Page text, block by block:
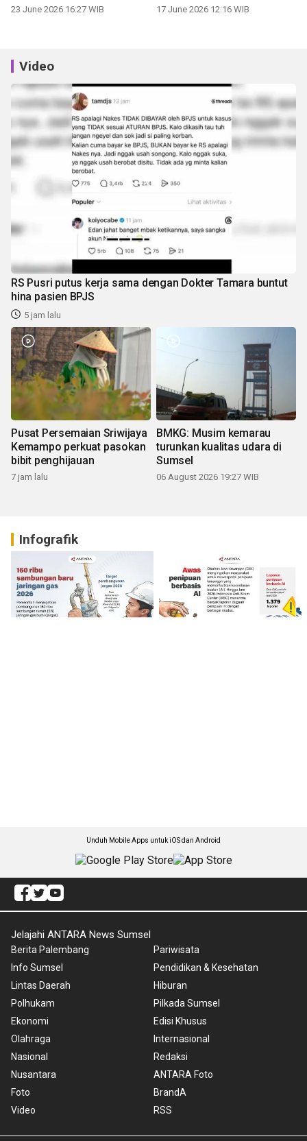
23 June 2026 16:27 WIB 17 June 2026 12:16 WIB
Video
RS Pusri putus kerja sama dengan Dokter Tamara buntut
hina pasien BPJS
5 jam lalu
Pusat Persemaian Sriwijaya
Kemampo perkuat pasokan
bibit penghijauan
7 jam lalu
BMKG: Musim kemarau
turunkan kualitas udara di
Sumsel
06 August 2026 19:27 WIB
Infografik
Unduh Mobile Apps untuk iOS dan Android
Jelajahi ANTARA News Sumsel
Berita Palembang
Info Sumsel
Lintas Daerah
Polhukam
Ekonomi
Olahraga
Nasional
Nusantara
Foto
Video
Pariwisata
Pendidikan & Kesehatan
Hiburan
Pilkada Sumsel
Edisi Khusus
Internasional
Redaksi
ANTARA Foto
BrandA
RSS